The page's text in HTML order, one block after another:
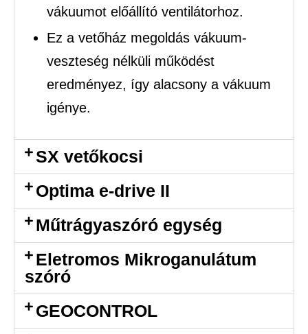
vákuumot előállító ventilátorhoz.
Ez a vetőház megoldás vákuum-
veszteség nélküli működést
eredményez, így alacsony a vákuum
igénye.
SX vetőkocsi
Optima e-drive II
Műtrágyaszóró egység
Eletromos Mikroganulátum
szóró
GEOCONTROL